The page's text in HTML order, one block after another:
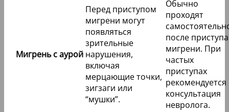
Мигрень с аурой
Перед приступом
мигрени могут
появляться
зрительные
нарушения,
включая
мерцающие точки,
зигзаги или
“мушки”.
Обычно
проходят
после приступа
мигрени. При
частых
приступах
рекомендуется
консультация
невролога.